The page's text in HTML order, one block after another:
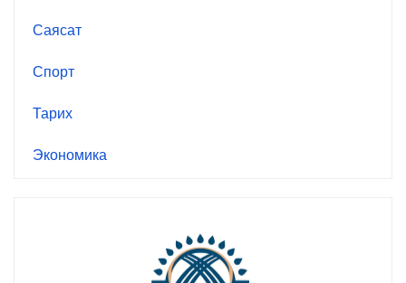
Саясат
Спорт
Тарих
Экономика